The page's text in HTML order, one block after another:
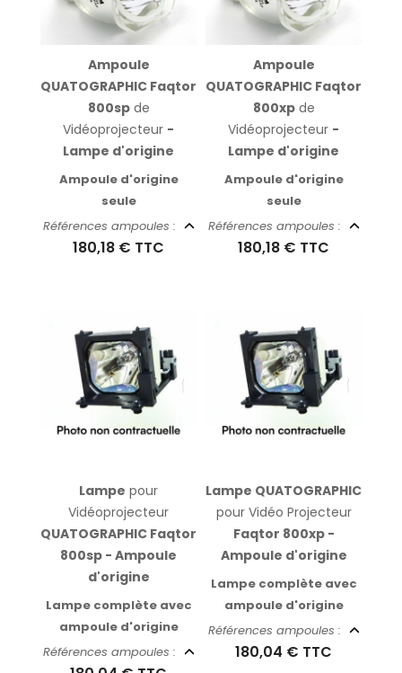
Ampoule
QUATOGRAPHIC Faqtor
800spde
Vidéoprojecteur -
Lampe d'origine
Ampoule d'origine
seule
Références ampoules :
180,18 € TTC
Ampoule
QUATOGRAPHIC Faqtor
800xpde
Vidéoprojecteur -
Lampe d'origine
Ampoule d'origine
seule
Références ampoules :
180,18 € TTC
Lampe pour
Vidéoprojecteur
QUATOGRAPHIC Faqtor
800sp - Ampoule
d'origine
Lampe complète avec
ampoule d'origine
Références ampoules :
Lampe QUATOGRAPHIC
pour Vidéo Projecteur
Faqtor 800xp -
Ampoule d'origine
Lampe complète avec
ampoule d'origine
Références ampoules :
180,04 € TTC